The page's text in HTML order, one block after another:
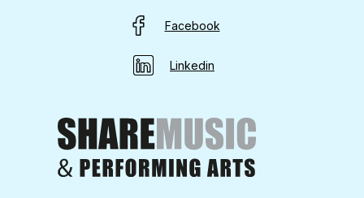
Facebook
Linkedin